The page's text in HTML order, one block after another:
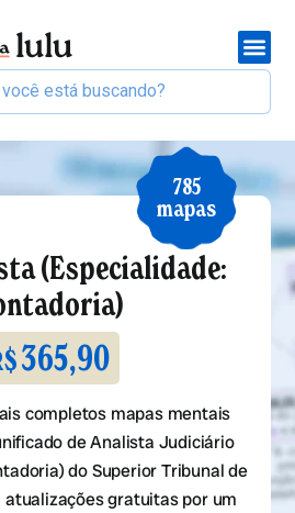
785
mapas
(Especialidade:
365,90
completos mapas mentais
de Analista Judiciário
do Superior Tribunal de
atualizações gratuitas por um